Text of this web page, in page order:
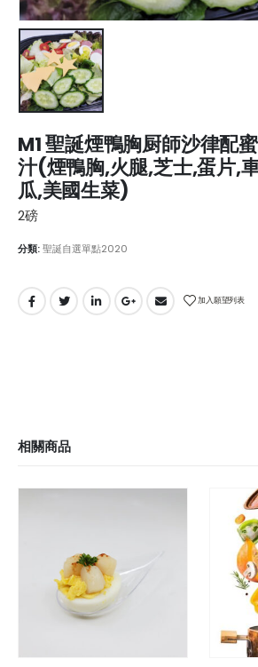
M1 聖誕煙鴨胸厨師沙律配
汁(煙鴨胸,火腿,芝士,蛋片,
瓜,美國生菜)
2磅
分類:聖誕自選單點2020
加入願望列表
相關商品